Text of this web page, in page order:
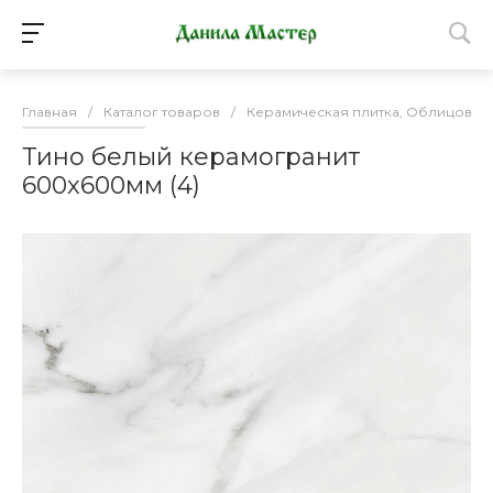
Главная / Каталог товаров / Керамическая плитка,
Тино белый керамогранит
600х600мм (4)